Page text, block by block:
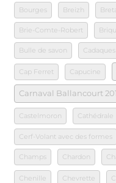
Bourges Breizh
Brie-Comte-Robert
Bulle de savon Cadaques
Cap Ferret Capucine
Carnaval Ballancourt
Castelmoron Cathédrale
Cerf-Volant avec des formes
Champs Chardon
Chenille Chevrette